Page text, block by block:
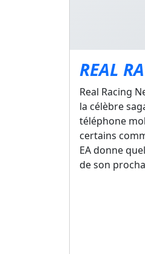
REAL
Real Racing
la célèbre
téléphone
certains
EA donne
de son